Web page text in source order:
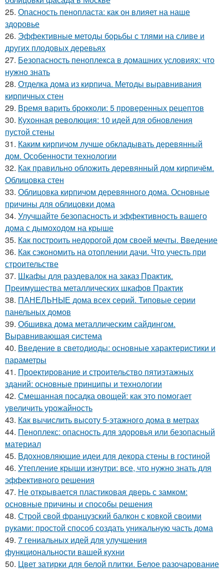
25. Опасность пенопласта: как он влияет на наше
здоровье
26. Эффективные методы борьбы с тлями на сливе и
других плодовых деревьях
27. Безопасность пеноплекса в домашних условиях: что
нужно знать
28. Отделка дома из кирпича. Методы выравнивания
кирпичных стен
29. Время варить брокколи: 5 проверенных рецептов
30. Кухонная революция: 10 идей для обновления
пустой стены
31. Каким кирпичом лучше обкладывать деревянный
дом. Особенности технологии
32. Как правильно обложить деревянный дом кирпичём.
Облицовка стен
33. Облицовка кирпичом деревянного дома. Основные
причины для облицовки дома
34. Улучшайте безопасность и эффективность вашего
дома с дымоходом на крыше
35. Как построить недорогой дом своей мечты. Введение
36. Как сэкономить на отоплении дачи. Что учесть при
строительстве
37. Шкафы для раздевалок на заказ Практик.
Преимущества металлических шкафов Практик
38. ПАНЕЛЬНЫЕ дома всех серий. Типовые серии
панельных домов
39. Обшивка дома металлическим сайдингом.
Выравнивающая система
40. Введение в светодиоды: основные характеристики и
параметры
41. Проектирование и строительство пятиэтажных
зданий: основные принципы и технологии
42. Смешанная посадка овощей: как это помогает
увеличить урожайность
43. Как вычислить высоту 5-этажного дома в метрах
44. Пеноплекс: опасность для здоровья или безопасный
материал
45. Вдохновляющие идеи для декора стены в гостиной
46. Утепление крыши изнутри: все, что нужно знать для
эффективного решения
47. Не открывается пластиковая дверь с замком:
основные причины и способы решения
48. Строй свой французский балкон с ковкой своими
руками: простой способ создать уникальную часть дома
49. 7 гениальных идей для улучшения
функциональности вашей кухни
50. Цвет затирки для белой плитки. Белое разочарование